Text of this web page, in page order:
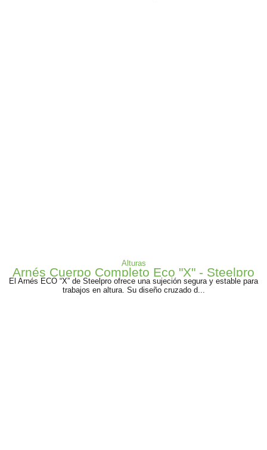
Alturas
Arnés Cuerpo Completo Eco "X" - Steelpro
El Arnés ECO “X” de Steelpro ofrece una sujeción segura y estable para
trabajos en altura. Su diseño cruzado d...